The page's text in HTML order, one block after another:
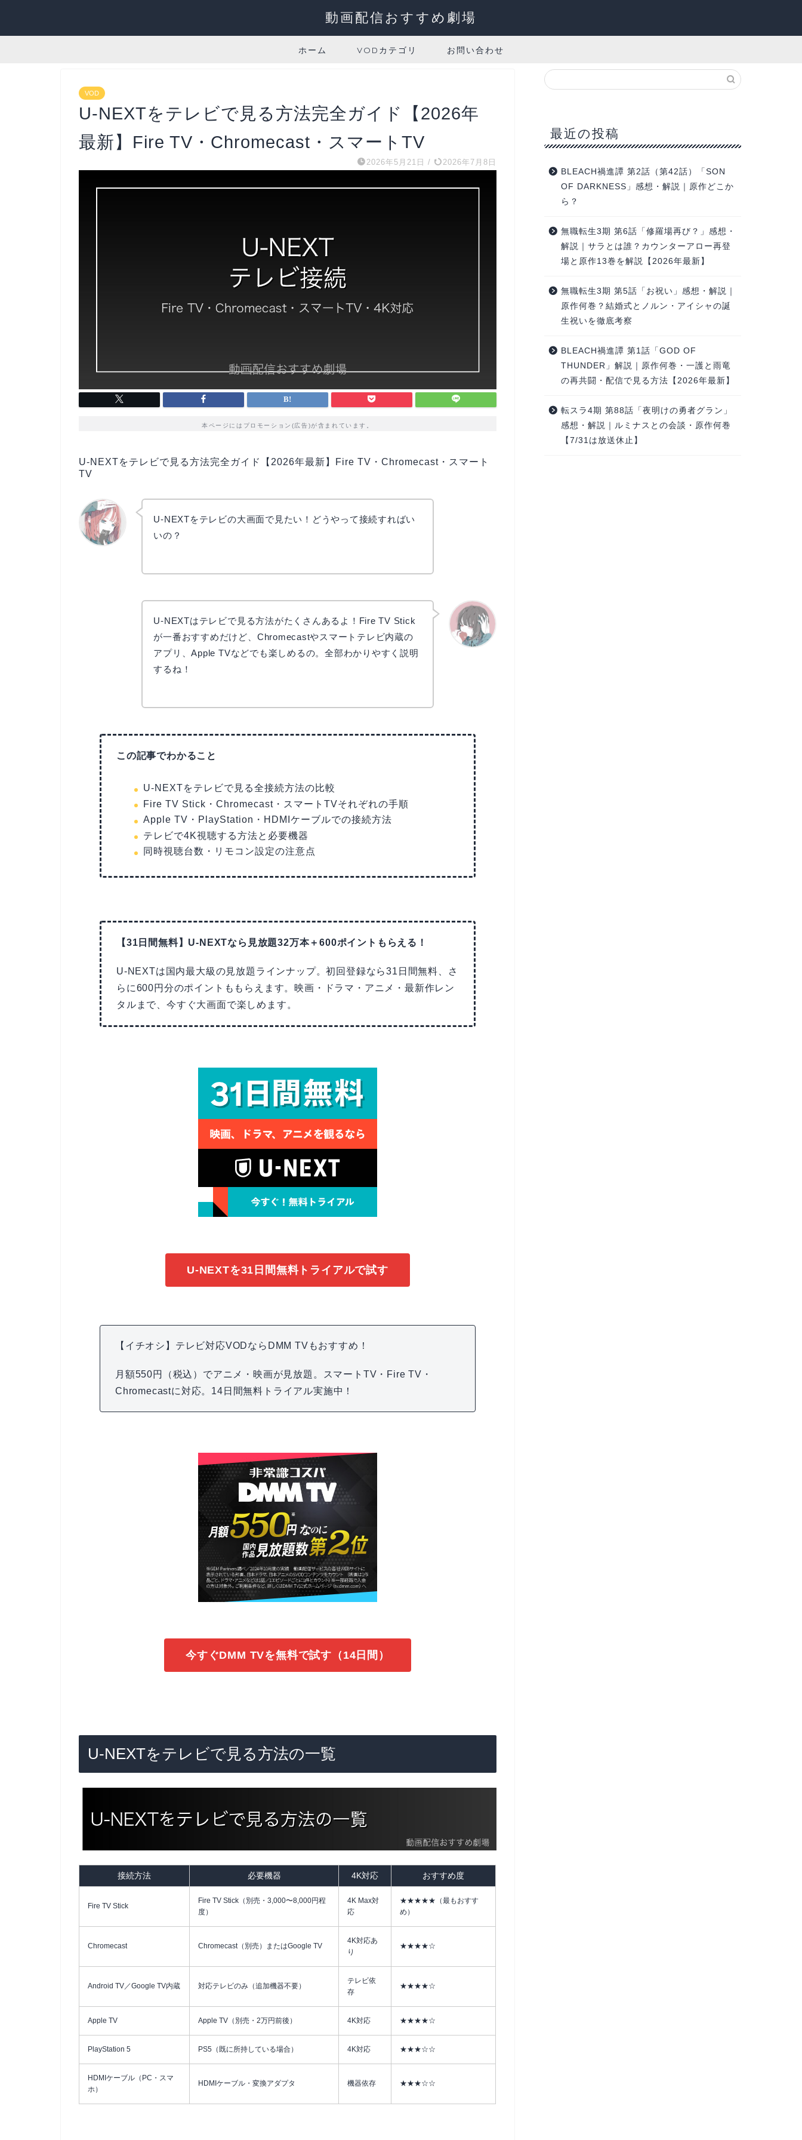
動画配信おすすめ劇場
ホーム VODカテゴリ お問い合わせ
VOD
U-NEXTをテレビで見る方法完全ガイド【2026年
最新】Fire TV・Chromecast・スマートTV
2026年5月21日 / 2026年7月8日
本ページにはプロモーション(広告)が含まれています。
U-NEXTをテレビで見る方法完全ガイド【2026年最新】Fire TV・Chromecast・スマート
TV
U-NEXTをテレビの大画面で見たい！どうやって接続すればい
いの？
U-NEXTはテレビで見る方法がたくさんあるよ！Fire TV Stick
が一番おすすめだけど、Chromecastやスマートテレビ内蔵の
アプリ、Apple TVなどでも楽しめるの。全部わかりやすく説明
するね！
この記事でわかること
U-NEXTをテレビで見る全接続方法の比較
Fire TV Stick・Chromecast・スマートTVそれぞれの手順
Apple TV・PlayStation・HDMIケーブルでの接続方法
テレビで4K視聴する方法と必要機器
同時視聴台数・リモコン設定の注意点
【31日間無料】U-NEXTなら見放題32万本＋600ポイントもらえる！
U-NEXTは国内最大級の見放題ラインナップ。初回登録なら31日間無料、さ
らに600円分のポイントももらえます。映画・ドラマ・アニメ・最新作レン
タルまで、今すぐ大画面で楽しめます。
U-NEXTを31日間無料トライアルで試す
【イチオシ】テレビ対応VODならDMM TVもおすすめ！
月額550円（税込）でアニメ・映画が見放題。スマートTV・Fire TV・
Chromecastに対応。14日間無料トライアル実施中！
今すぐDMM TVを無料で試す（14日間）
U-NEXTをテレビで見る方法の一覧
接続方法 必要機器 4K対応 おすすめ度
Fire TV Stick
Fire TV Stick（別売・3,000〜8,000円程
度）
4K Max対
応
★★★★★（最もおすす
め）
Chromecast Chromecast（別売）またはGoogle TV
4K対応あ
り
★★★★☆
Android TV／Google TV内蔵 対応テレビのみ（追加機器不要）
テレビ依
存
★★★★☆
Apple TV Apple TV（別売・2万円前後） 4K対応 ★★★★☆
PlayStation 5 PS5（既に所持している場合） 4K対応 ★★★☆☆
HDMIケーブル（PC・スマ
ホ）
HDMIケーブル・変換アダプタ 機器依存 ★★★☆☆
最近の投稿
BLEACH禍進譚 第2話（第42話）「SON
OF DARKNESS」感想・解説｜原作どこか
ら？
無職転生3期 第6話「修羅場再び？」感想・
解説｜サラとは誰？カウンターアロー再登
場と原作13巻を解説【2026年最新】
無職転生3期 第5話「お祝い」感想・解説｜
原作何巻？結婚式とノルン・アイシャの誕
生祝いを徹底考察
BLEACH禍進譚 第1話「GOD OF
THUNDER」解説｜原作何巻・一護と雨竜
の再共闘・配信で見る方法【2026年最新】
転スラ4期 第88話「夜明けの勇者グラン」
感想・解説｜ルミナスとの会談・原作何巻
【7/31は放送休止】